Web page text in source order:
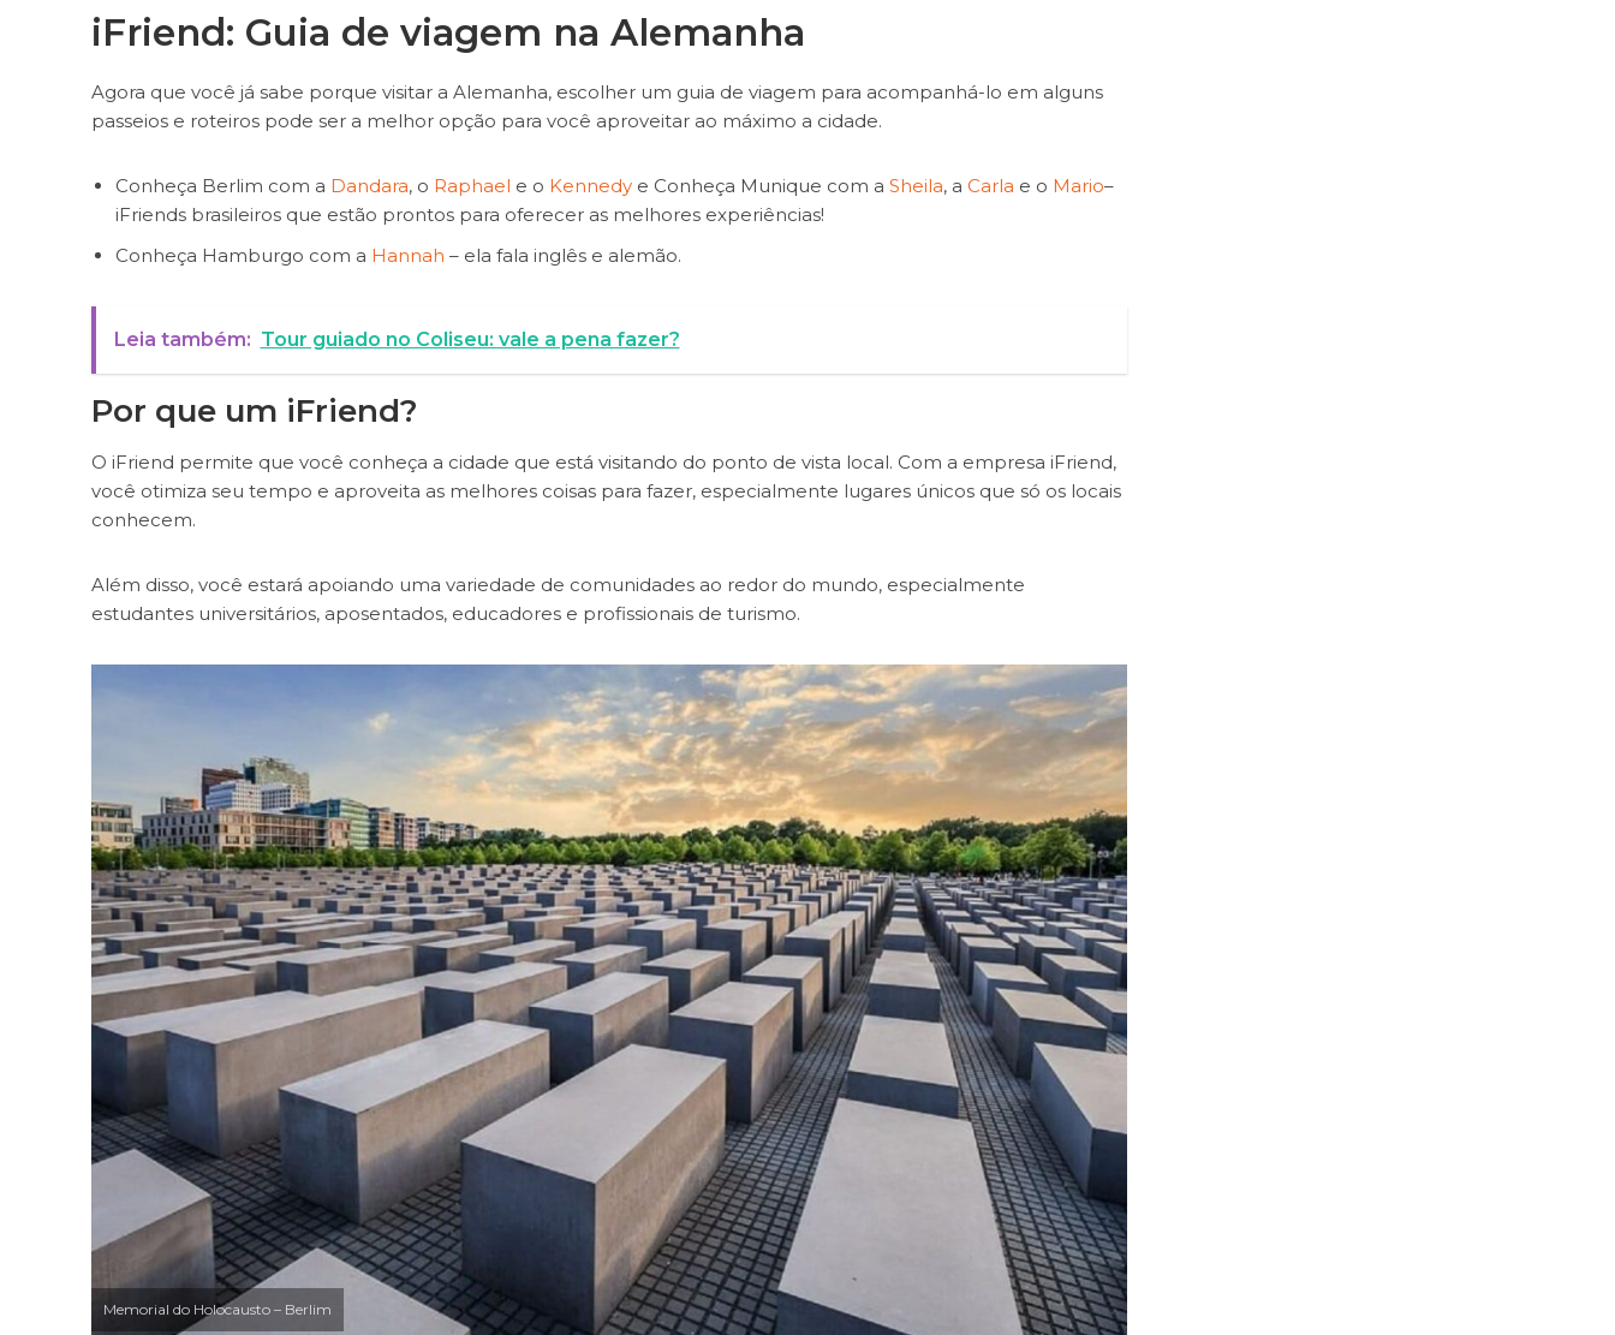
iFriend: Guia de viagem na Alemanha
Agora que você já sabe porque visitar a Alemanha, escolher um guia de viagem para acompanhá-lo em alguns
passeios e roteiros pode ser a melhor opção para você aproveitar ao máximo a cidade.
Conheça Berlim com a Dandara, o Raphael e o Kennedye Conheça Munique com a Sheila, a Carla e o Mario–
iFriends brasileiros que estão prontos para oferecer as melhores experiências!
Conheça Hamburgo com a Hannah – ela fala inglês e alemão.
Leia também: Tour guiado no Coliseu: vale a pena fazer?
Por que um iFriend?
O iFriend permite que você conheça a cidade que está visitando do ponto de vista local. Com a empresa iFriend,
você otimiza seu tempo e aproveita as melhores coisas para fazer, especialmente lugares únicos que só os locais
conhecem.
Além disso, você estará apoiando uma variedade de comunidades ao redor do mundo, especialmente
estudantes universitários, aposentados, educadores e profissionais de turismo.
Memorial do Holocausto – Berlim